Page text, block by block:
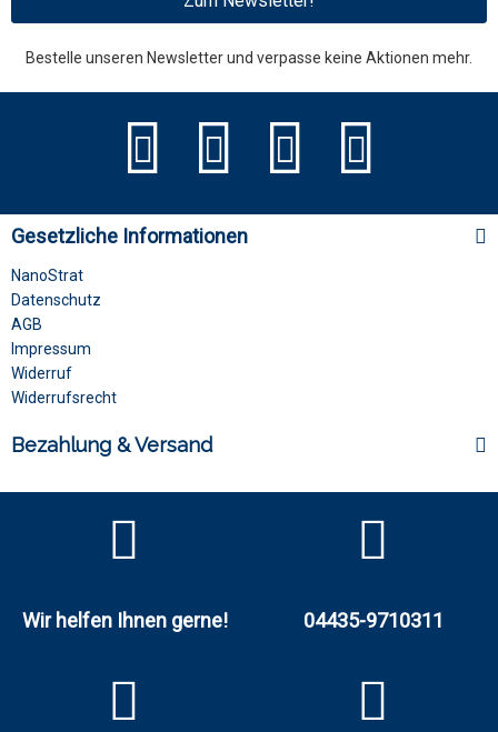
Bestelle unseren Newsletter und verpasse keine Aktionen mehr.
Gesetzliche Informationen
NanoStrat
Datenschutz
AGB
Impressum
Widerruf
Widerrufsrecht
Bezahlung & Versand
Wir helfen Ihnen gerne! 04435-9710311